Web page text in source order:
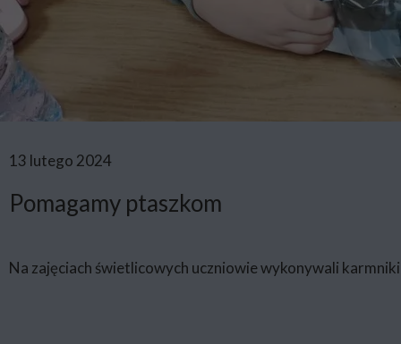
13 lutego 2024
Pomagamy ptaszkom
Na zajęciach świetlicowych uczniowie wykonywali